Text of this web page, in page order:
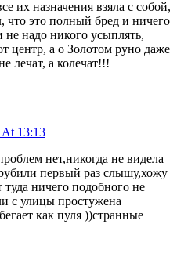
их назначения взяла с собой,
что это полный бред и ничего
не надо никого усыплять,
центр, а о Золотом руно даже
лечат, а колечат!!!
13:13
нет,никогда не видела
первый раз слышу,хожу
ничего подобного не
с улицы простужена
как пуля ))странные